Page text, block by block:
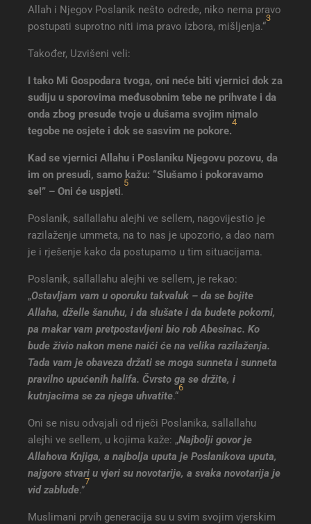
Allah i Njegov Poslanik nešto odrede, niko nema pravo
postupati suprotno niti ima pravo izbora, mišljenja.“
3
Također, Uzvišeni veli:
I tako Mi Gospodara tvoga, oni neće biti vjernici dok za
sudiju u sporovima međusobnim tebe ne prihvate i da
onda zbog presude tvoje u dušama svojim nimalo
tegobe ne osjete i dok se sasvim ne pokore.
4
Kad se vjernici Allahu i Poslaniku Njegovu pozovu, da
im on presudi, samo kažu: “Slušamo i pokoravamo
se!” – Oni će uspjeti.
5
Poslanik, sallallahu alejhi ve sellem, nagovijestio je
razilaženje ummeta, na to nas je upozorio, a dao nam
je i rješenje kako da postupamo u tim situacijama.
Poslanik, sallallahu alejhi ve sellem, je rekao:
„Ostavljam vam u oporuku takvaluk – da se bojite
Allaha, dželle šanuhu, i da slušate i da budete pokorni,
pa makar vam pretpostavljeni bio rob Abesinac. Ko
bude živio nakon mene naići će na velika razilaženja.
Tada vam je obaveza držati se moga sunneta i sunneta
pravilno upućenih halifa. Čvrsto ga se držite, i
kutnjacima se za njega uhvatite.“
6
Oni se nisu odvajali od riječi Poslanika, sallallahu
alejhi ve sellem, u kojima kaže: „Najbolji govor je
Allahova Knjiga, a najbolja uputa je Poslanikova uputa,
najgore stvari u vjeri su novotarije, a svaka novotarija je
vid zablude.”
7
Muslimani prvih generacija su u svim svojim vjerskim